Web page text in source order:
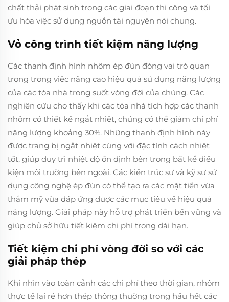
chất thải phát sinh trong các giai đoạn thi công và tối
ưu hóa việc sử dụng nguồn tài nguyên nói chung.
Vỏ công trình tiết kiệm năng lượng
Các thanh định hình nhôm ép đùn đóng vai trò quan
trọng trong việc nâng cao hiệu quả sử dụng năng lượng
của các tòa nhà trong suốt vòng đời của chúng. Các
nghiên cứu cho thấy khi các tòa nhà tích hợp các thanh
nhôm có thiết kế ngắt nhiệt, chúng có thể giảm chi phí
năng lượng khoảng 30%. Những thanh định hình này
được trang bị ngắt nhiệt cùng với đặc tính cách nhiệt
tốt, giúp duy trì nhiệt độ ổn định bên trong bất kể điều
kiện môi trường bên ngoài. Các kiến trúc sư và kỹ sư sử
dụng công nghệ ép đùn có thể tạo ra các mặt tiền vừa
thẩm mỹ vừa đáp ứng được các mục tiêu về hiệu quả
năng lượng. Giải pháp này hỗ trợ phát triển bền vững và
giúp chủ sở hữu tiết kiệm chi phí trong dài hạn.
Tiết kiệm chi phí vòng đời so với các
giải pháp thép
Khi nhìn vào toàn cảnh các chi phí theo thời gian, nhôm
thực tế lại rẻ hơn thép thông thường trong hầu hết các